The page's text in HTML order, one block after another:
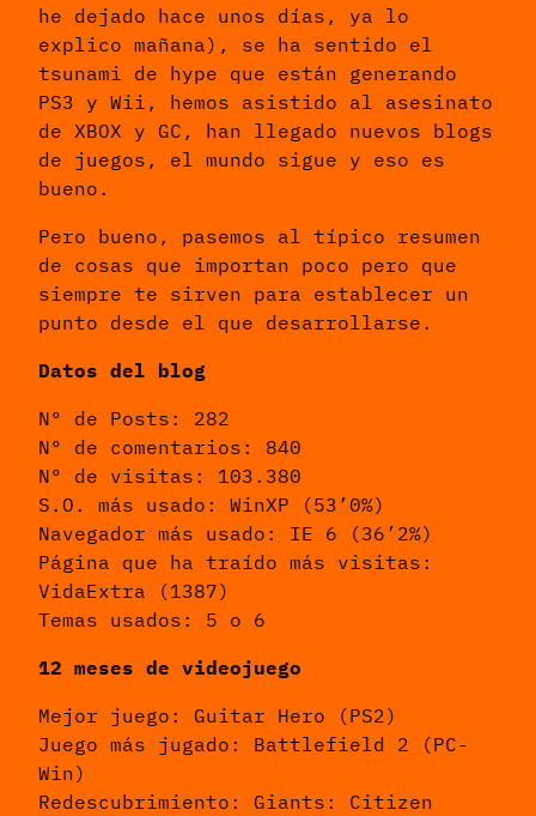
he dejado hace unos días, ya lo
explico mañana), se ha sentido el
tsunami de hype que están generando
PS3 y Wii, hemos asistido al asesinato
de XBOX y GC, han llegado nuevos blogs
de juegos, el mundo sigue y eso es
bueno.
Pero bueno, pasemos al típico resumen
de cosas que importan poco pero que
siempre te sirven para establecer un
punto desde el que desarrollarse.
Datos del blog
Nº de Posts: 282
Nº de comentarios: 840
Nº de visitas: 103.380
S.O. más usado: WinXP (53’0%)
Navegador más usado: IE 6 (36’2%)
Página que ha traído más visitas:
VidaExtra (1387)
Temas usados: 5 o 6
12 meses de videojuego
Mejor juego: Guitar Hero (PS2)
Juego más jugado: Battlefield 2 (PC-
Win)
Redescubrimiento: Giants: Citizen